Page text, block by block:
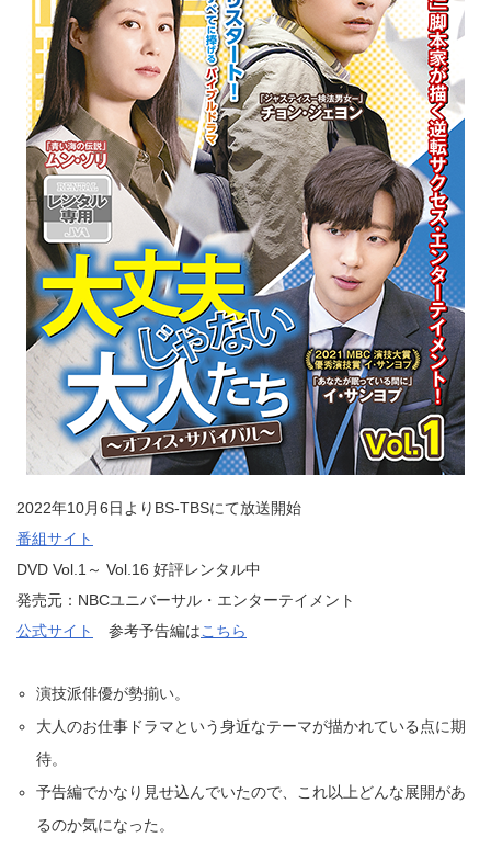
2022年10月6日よりBS-TBSにて放送開始
番組サイト
DVD Vol.1～ Vol.16 好評レンタル中
発売元：NBCユニバーサル・エンターテイメント
公式サイト
参考予告編はこちら
演技派俳優が勢揃い。
大人のお仕事ドラマという身近なテーマが描かれている点に期
待。
予告編でかなり見せ込んでいたので、これ以上どんな展開があ
るのか気になった。